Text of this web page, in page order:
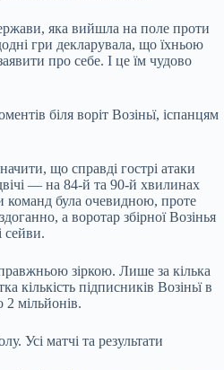
яка вийшла на поле проти
гри декларувала, що їхньою
про себе. І це їм чудово
біля воріт Возіньї, іспанцям
що справді гострі атаки
— на 84-й та 90-й хвилинах
команд була очевидною, проте
а воротар збірної Возінья
сейви.
зіркою. Лише за кілька
кількість підписників Возіньї в
2 мільйонів.
Усі матчі та результати